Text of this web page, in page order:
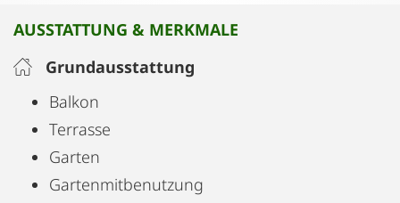
(Mitbenützung) und Terrasse
AUSSTATTUNG & MERKMALE
Grundausstattung
Balkon
Terrasse
Garten
Gartenmitbenutzung